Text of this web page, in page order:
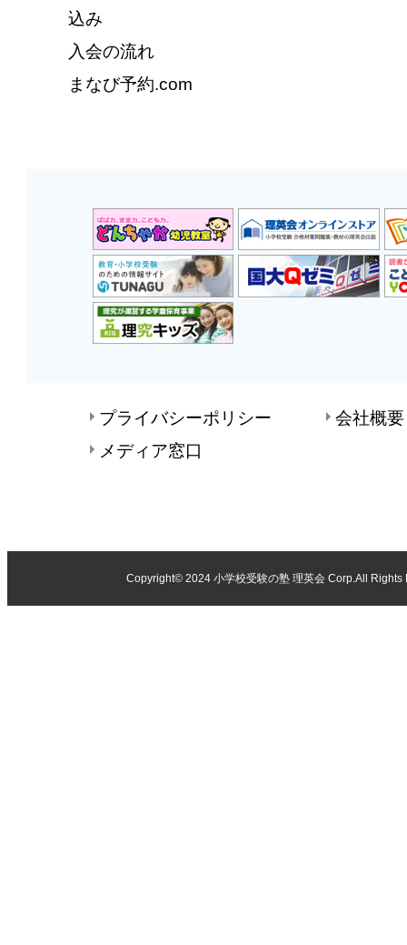
込み
入会の流れ
まなび予約.com
プライバシーポリシー
会社概要
メディア窓口
Copyright© 2024 小学校受験の塾 理英会Corp.All Rights